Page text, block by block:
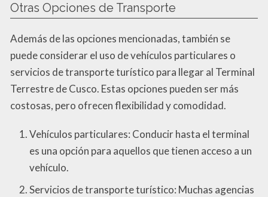
Otras Opciones de Transporte
Además de las opciones mencionadas, también se
puede considerar el uso de vehículos particulares o
servicios de transporte turístico para llegar al Terminal
Terrestre de Cusco. Estas opciones pueden ser más
costosas, pero ofrecen flexibilidad y comodidad.
Vehículos particulares: Conducir hasta el terminal
es una opción para aquellos que tienen acceso a un
vehículo.
Servicios de transporte turístico: Muchas agencias